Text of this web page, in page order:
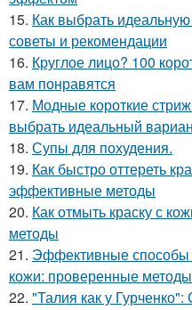
15. Как выбрать
советы и рекомендации
16. Круглое лицо? 100
вам понравятся
17. Модные короткие
выбрать идеальный
18. Супы для похудения.
19. Как быстро оттереть
эффективные методы
20. Как отмыть краску с
методы
21. Эффективные способы
кожи: проверенные методы
22. "Талия как у